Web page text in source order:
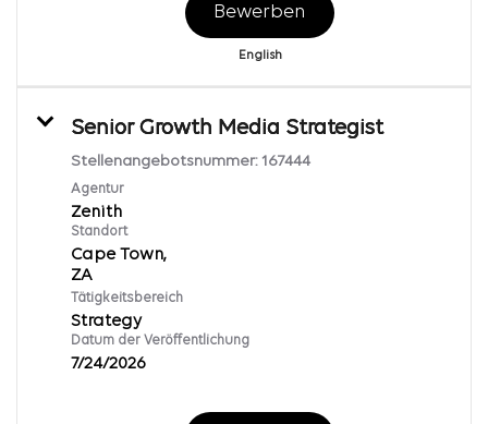
Bewerben
English
Senior Growth Media Strategist
Stellenangebotsnummer: 167444
Agentur
Zenith
Standort
Cape Town,
Tätigkeitsbereich
Strategy
Datum der Veröffentlichung
7/24/2026